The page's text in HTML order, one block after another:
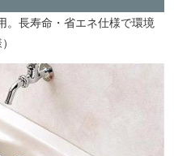
。長寿命・省エネ仕様で環境